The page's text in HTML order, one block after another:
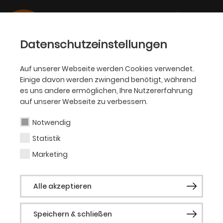
Datenschutzeinstellungen
Auf unserer Webseite werden Cookies verwendet.
Einige davon werden zwingend benötigt, während
es uns andere ermöglichen, Ihre Nutzererfahrung
auf unserer Webseite zu verbessern.
Notwendig
Statistik
Marketing
Alle akzeptieren
Speichern & schließen
BALLETT
Barbara Huber
Leitung Seniorentanztheater
Barbara Huber war als Mathematik- und
Musiklehrerin beinahe vierzig Jahre im
Dortmunder Schuldienst tätig und hat in
dieser Zeit wesentlich zum Brückenschlag